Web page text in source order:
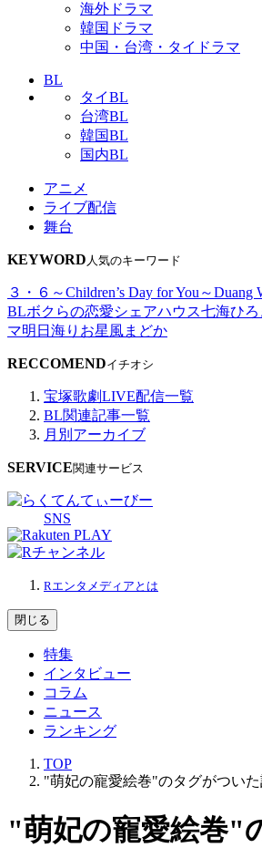
海外ドラマ
韓国ドラマ
中国・台湾・タイドラマ
BL
タイBL
台湾BL
韓国BL
国内BL
アニメ
ライブ配信
舞台
KEYWORD 人気のキーワード
３・６～Children’s Day for You～Duang
BLボクらの恋愛シェアハウス七海ひろ
マ明日海りお星風まどか
RECCOMENDイチオシ
宝塚歌劇LIVE配信一覧
BL関連記事一覧
月別アーカイブ
SERVICE関連サービス
SNS
Rエンタメディアとは
閉じる
特集
インタビュー
コラム
ニュース
ランキング
TOP
"萌妃の寵愛絵巻"のタグがつい
"萌妃の寵愛絵巻"